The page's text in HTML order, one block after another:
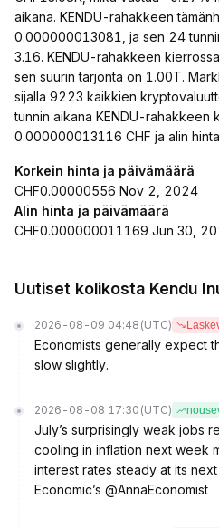
aikana. KENDU-rahakkeen
0.000000013081, ja sen 24
3.16. KENDU-rahakkeen
sen suurin tarjonta on 1.00T.
sijalla 9223 kaikkien
tunnin aikana KENDU-rahakkeen
0.000000013116 CHF ja alin
Korkein hinta ja päivämäärä
CHF0.00000556 Nov 2, 2024
Alin hinta ja päivämäärä
CHF0.000000011169 Jun 30,
Uutiset kolikosta Kendu
2026-08-09 04:48 (UTC)
Economists generally expect
slow slightly.
2026-08-08 17:30 (UTC)
July’s surprisingly weak jobs
cooling in inflation next week
interest rates steady at its
Economic’s @AnnaEconomist